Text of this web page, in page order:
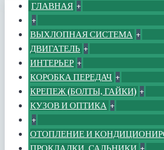
ГЛАВНАЯ +
+
ВЫХЛОПНАЯ СИСТЕМА +
ДВИГАТЕЛЬ +
ИНТЕРЬЕР +
КОРОБКА ПЕРЕДАЧ +
КРЕПЕЖ (БОЛТЫ, ГАЙКИ) +
КУЗОВ И ОПТИКА +
+
ОТОПЛЕНИЕ И